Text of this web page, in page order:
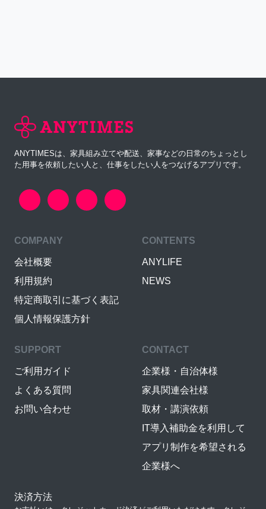
ANYTIMESは、家具組み立てや配送、家事などの日常のちょっとし
た用事を依頼したい人と、仕事をしたい人をつなげるアプリです。
COMPANY
会社概要
利用規約
特定商取引に基づく表記
個人情報保護方針
CONTENTS
ANYLIFE
NEWS
SUPPORT
ご利用ガイド
よくある質問
お問い合わせ
CONTACT
企業様・自治体様
家具関連会社様
取材・講演依頼
IT導入補助金を利用して
アプリ制作を希望される
企業様へ
決済方法